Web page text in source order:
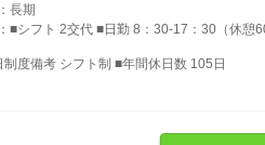
：長期
■シフト 2交代 ■日勤 8：30-17：30（休憩
制度備考 シフト制 ■年間休日数 105日